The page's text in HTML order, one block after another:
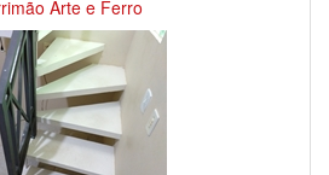
Arte e Ferro